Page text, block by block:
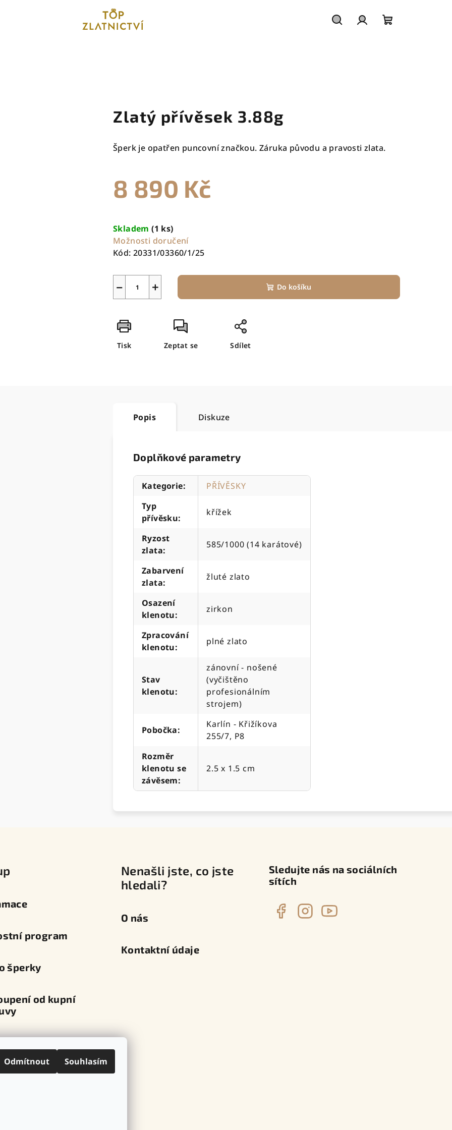
Odmítnout Souhlasím
Zlatý přívěsek 3.88g
Šperk je opatřen puncovní značkou. Záruka původu a pravosti zlata.
8 890 Kč
cena:
Skladem(1 ks)
Možnosti doručení
Kód: 20331/03360/1/25
+
− Do košíku
Tisk Zeptat se Sdílet
Popis Diskuze
Doplňkové parametry
Kategorie:
PŘÍVĚSKY
Typ
přívěsku:
křížek
Ryzost
zlata:
585/1000 (14 karátové)
Zabarvení
zlata:
žluté zlato
Osazení
klenotu:
zirkon
Zpracování
klenotu:
plné zlato
Stav
klenotu:
zánovní - nošené
(vyčištěno
profesionálním
strojem)
Pobočka:
Karlín - Křižíkova
255/7, P8
Rozměr
klenotu se
závěsem:
2.5 x 1.5 cm
program
šperky
od kupní
místa
Nenašli jste, co jste
hledali?
O nás
Kontaktní údaje
Sledujte nás na sociálních
sítích